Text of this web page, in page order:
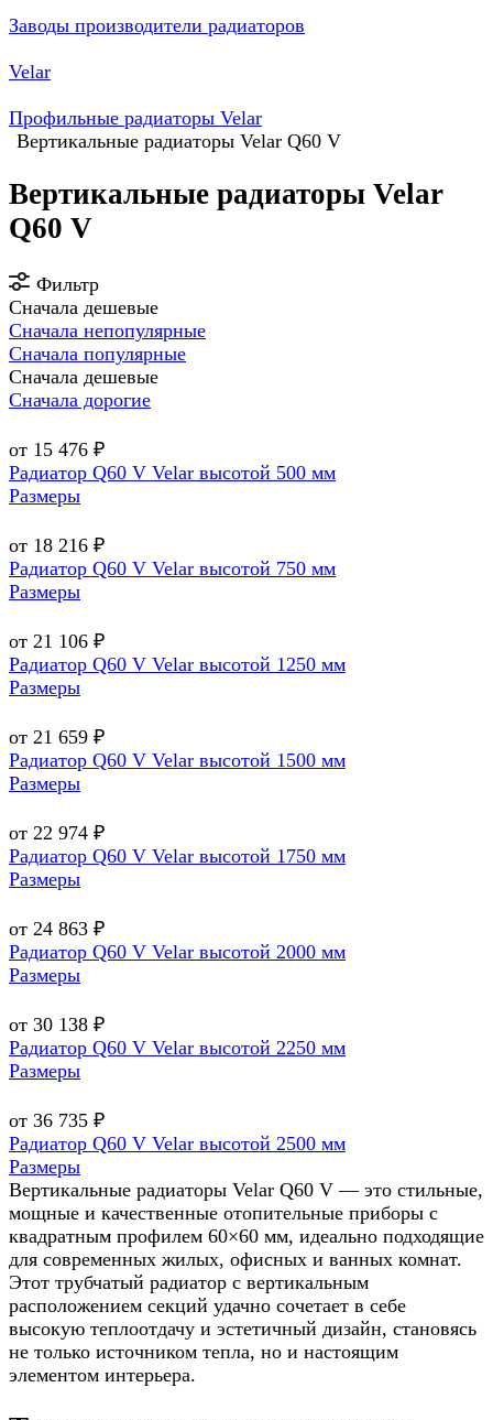
Заводы производители радиаторов
Velar
Профильные радиаторы Velar
Вертикальные радиаторы Velar Q60 V
Вертикальные радиаторы Velar
Q60 V
Фильтр
Сначала дешевые
Сначала непопулярные
Сначала популярные
Сначала дешевые
Сначала дорогие
от 15 476 ₽
Радиатор Q60 V Velar высотой 500 мм
Размеры
от 18 216 ₽
Радиатор Q60 V Velar высотой 750 мм
Размеры
от 21 106 ₽
Радиатор Q60 V Velar высотой 1250 мм
Размеры
от 21 659 ₽
Радиатор Q60 V Velar высотой 1500 мм
Размеры
от 22 974 ₽
Радиатор Q60 V Velar высотой 1750 мм
Размеры
от 24 863 ₽
Радиатор Q60 V Velar высотой 2000 мм
Размеры
от 30 138 ₽
Радиатор Q60 V Velar высотой 2250 мм
Размеры
от 36 735 ₽
Радиатор Q60 V Velar высотой 2500 мм
Размеры
Вертикальные радиаторы Velar Q60 V — это стильные,
мощные и качественные отопительные приборы с
квадратным профилем 60×60 мм, идеально подходящие
для современных жилых, офисных и ванных комнат.
Этот трубчатый радиатор с вертикальным
расположением секций удачно сочетает в себе
высокую теплоотдачу и эстетичный дизайн, становясь
не только источником тепла, но и настоящим
элементом интерьера.